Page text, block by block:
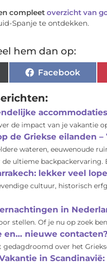
compleet overzicht van
Spanje te ontdekken.
hem dan op:
Facebook
de impact van je vakantie
de Griekse eilanden
wateren, eeuwenoude
ultieme backpackervaring.
lekker veel
cultuur, historisch
in
stellen. Of je nu op zoek
en… nieuwe
over het
in